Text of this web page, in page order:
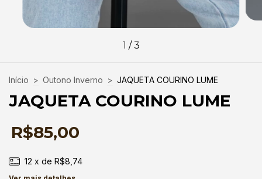
1 /3
Início > Outono Inverno > JAQUETA COURINO LUME
JAQUETA COURINO LUME
R$85,00
12 x de R$8,74